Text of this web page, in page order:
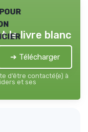
le livre blanc
➔ Télécharger
d’être contacté(e) à
et ses